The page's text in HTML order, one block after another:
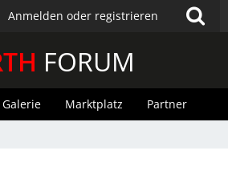
Anmelden oder registrieren
FORUM
Galerie Marktplatz Partner